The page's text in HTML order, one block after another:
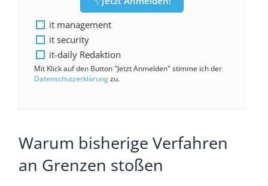
it management
it security
it-daily Redaktion
Mit Klick auf den Button "Jetzt Anmelden" stimme ich der
Datenschutzerklärungzu.
Warum bisherige Verfahren
an Grenzen stoßen